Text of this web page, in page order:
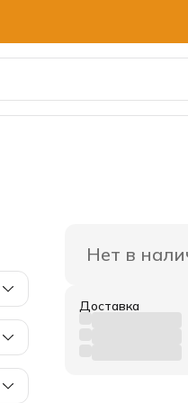
Нет в
Доставка